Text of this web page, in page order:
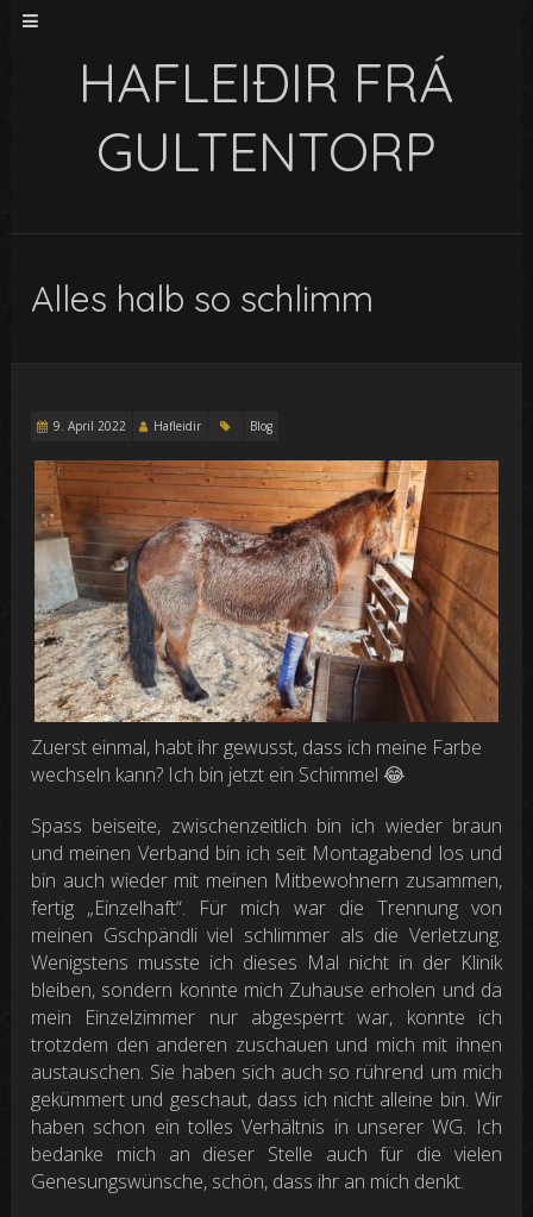
HAFLEIÐIR FRÁ
GULTENTORP
Alles halb so schlimm
9. April 2022 Hafleidir Blog
Zuerst einmal, habt ihr gewusst, dass ich meine Farbe
wechseln kann? Ich bin jetzt ein Schimmel 😂
Spass beiseite, zwischenzeitlich bin ich wieder braun
und meinen Verband bin ich seit Montagabend los und
bin auch wieder mit meinen Mitbewohnern zusammen,
fertig „Einzelhaft“. Für mich war die Trennung von
meinen Gschpändli viel schlimmer als die Verletzung.
Wenigstens musste ich dieses Mal nicht in der Klinik
bleiben, sondern konnte mich Zuhause erholen und da
mein Einzelzimmer nur abgesperrt war, konnte ich
trotzdem den anderen zuschauen und mich mit ihnen
austauschen. Sie haben sich auch so rührend um mich
gekümmert und geschaut, dass ich nicht alleine bin. Wir
haben schon ein tolles Verhältnis in unserer WG. Ich
bedanke mich an dieser Stelle auch für die vielen
Genesungswünsche, schön, dass ihr an mich denkt.